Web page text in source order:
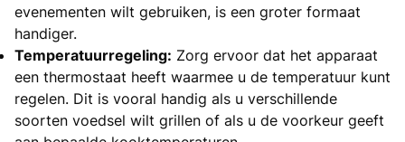
evenementen wilt gebruiken, is een groter formaat
handiger.
Temperatuurregeling: Zorg ervoor dat het apparaat
een thermostaat heeft waarmee u de temperatuur kunt
regelen. Dit is vooral handig als u verschillende
soorten voedsel wilt grillen of als u de voorkeur geeft